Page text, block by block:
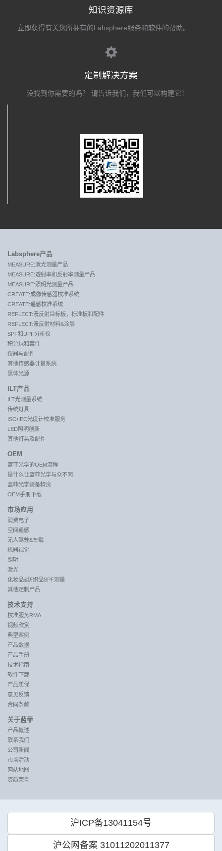
知识资源库
立即获得有关您所拥有的Labsphere服务和软件的帮助。
定制解决方案
没找到你需要的吗？ 请告诉我们，我们可以构建它！
Labsphere产品
MEASURE:激光测量产品
MEASURE:透射率和反射率测量产品
MEASURE:照明光测量产品
CREATE:成像传感器校准系统
CREATE:遥感校准系统
REFLECT:漫反射目标板，标准板和配件
REFLECT:漫反射材料&涂层
SPF和UPF分析仪
积分球和套件
仪器与配件
其他传感器计量系统
黑体光源
ILT产品
ILT光测量系统
传统灯具
ISO/IEC光度计校准服务
LED照明创新
其他灯具及配件
OEM
蓝菲光学的OEM流程
是什么让蓝菲光学与众不同
蓝菲光学装备精良
OEM手册下载
市场应用
消费电子
空间遥感
无人驾驶&车载
机器视觉
照明
激光
化妆品&纺织品SPF测量
其他定制产品
技术支持
校准服务RMA
视频欣赏
典型案例
产品数据
产品手册
技术指南
软件下载
产品质保
意见反馈
合同条款
关于蓝菲
产品概述
联系我们
公司新闻
市场活动
网站地图
资质荣誉
沪ICP备13041154号
沪公网备案 31011202011377